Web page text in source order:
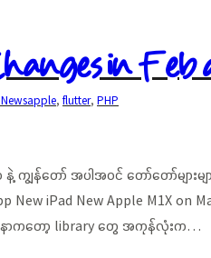
in
Newsapple, flutter, PHP
ကျွန်တော် အပါအဝင် တော်တော်မျာ
New iPad New Apple M1X
ဿနာကတော့ library တွေ အကုန်လုံးက…